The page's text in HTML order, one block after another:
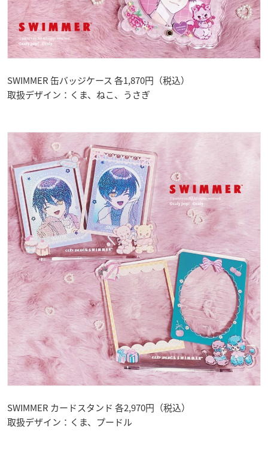
SWIMMER 缶バッジケース 各1,870円（税込）
取扱デザイン：くま、ねこ、うさぎ
SWIMMER カードスタンド 各2,970円（税込）
取扱デザイン：くま、プードル